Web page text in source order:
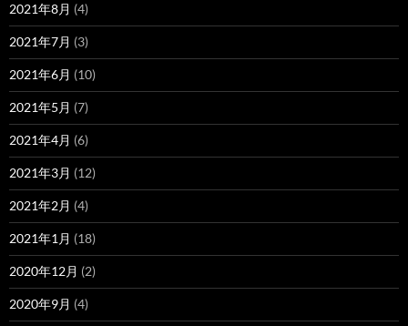
2021年8月 (4)
2021年7月 (3)
2021年6月 (10)
2021年5月 (7)
2021年4月 (6)
2021年3月 (12)
2021年2月 (4)
2021年1月 (18)
2020年12月 (2)
2020年9月 (4)